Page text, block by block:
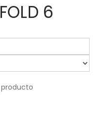
6
producto